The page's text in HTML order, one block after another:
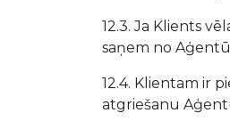
12.3. Ja Klients
saņem no
12.4. Klientam ir
atgriešanu